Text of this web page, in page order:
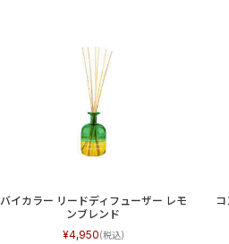
バイカラー リードディフューザー レモ
ンブレンド
4,950